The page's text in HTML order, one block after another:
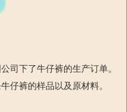
司下了牛仔裤的生产订单。
仔裤的样品以及原材料。